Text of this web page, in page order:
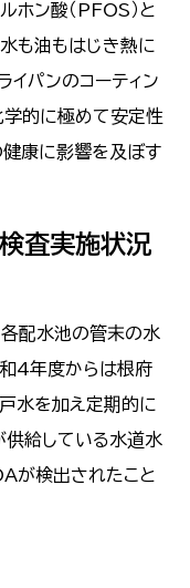
ホン酸（PFOS）と
水も油もはじき熱に
イパンのコーティン
学的に極めて安定性
健康に影響を及ぼす
査実施状況
配水池の管末の水
4年度からは根府
水を加え定期的に
供給している水道水
が検出されたこと